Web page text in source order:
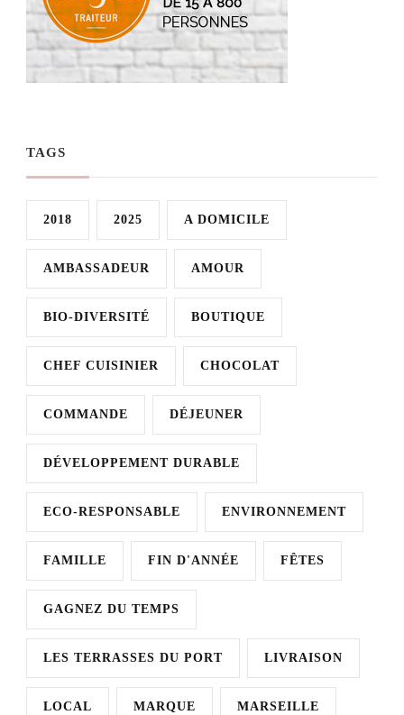
TAGS
2018 2025 A DOMICILE
AMBASSADEUR AMOUR
BIO-DIVERSITÉ BOUTIQUE
CHEF CUISINIER CHOCOLAT
COMMANDE DÉJEUNER
DÉVELOPPEMENT DURABLE
ECO-RESPONSABLE ENVIRONNEMENT
FAMILLE FIN D'ANNÉE FÊTES
GAGNEZ DU TEMPS
LES TERRASSES DU PORT LIVRAISON
LOCAL MARQUE MARSEILLE